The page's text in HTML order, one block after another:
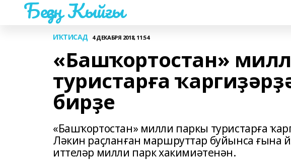
Беҙҙең Ҡыйғы
ИҠТИСАД 4 ДЕКАБРЯ 2018, 11:54
«Башҡортостан»
туристарға
бирҙе
«Башҡортостан» милли паркы туристарға
Ләкин раҫланған маршруттар буйынса ғына
иттеләр милли парк хакимиәтенән.